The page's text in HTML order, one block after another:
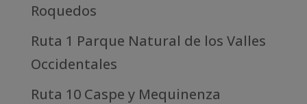
Roquedos
Ruta 1 Parque Natural de los Valles
Occidentales
Ruta 10 Caspe y Mequinenza